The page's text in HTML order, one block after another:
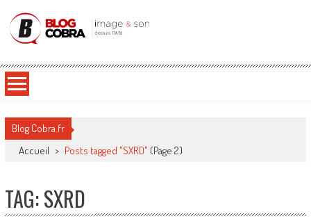
Blog Cobra
Blog Cobra.fr
Accueil > Posts tagged "SXRD" (Page 2)
TAG: SXRD